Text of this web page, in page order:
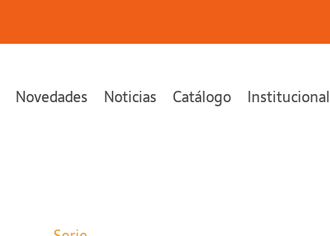
Novedades Noticias Catálogo Institucional